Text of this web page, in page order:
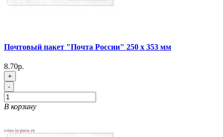
Почтовый пакет "Почта России" 250 х 353 мм
8.70р.
+
-
В корзину